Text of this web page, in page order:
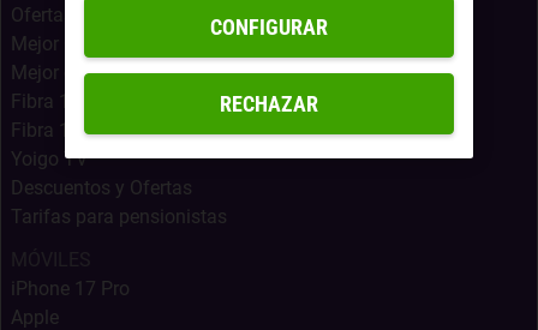
Ofertas Internet Móvil
Mejor Oferta Fibra
Mejor oferta fibra, móvil y Netflix
Fibra 1Gb + Móvil Infinito
Fibra 1Gb
Yoigo TV
Descuentos y Ofertas
Tarifas para pensionistas
iPhone 17 Pro
Apple
RECHAZAR
CONFIGURAR